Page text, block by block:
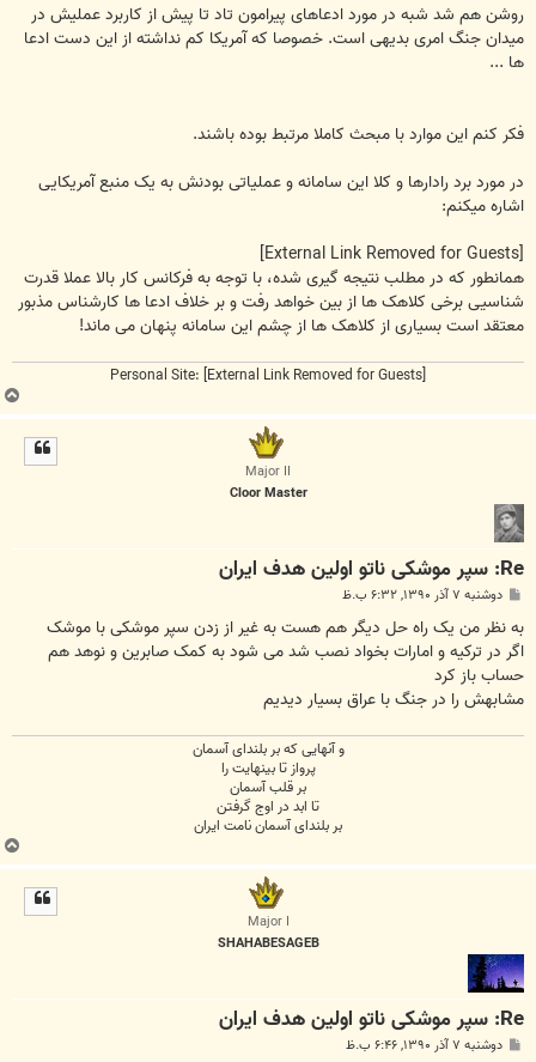
روشن هم شد شبه در مورد ادعاهای پیرامون تاد تا پیش از کاربرد عملیش در
میدان جنگ امری بدیهی است. خصوصا که آمریکا کم نداشته از این دست ادعا
ها ...
فکر کنم این موارد با مبحث کاملا مرتبط بوده باشند.
در مورد برد رادارها و کلا این سامانه و عملیاتی بودنش به یک منبع آمریکایی
اشاره میکنم:
همانطور که در مطلب نتیجه گیری شده، با توجه به فرکانس کار بالا عملا قدرت
شناسیی برخی کلاهک ها از بین خواهد رفت و بر خلاف ادعا ها کارشناس مذبور
معتقد است بسیاری از کلاهک ها از چشم این سامانه پنهان می ماند!
Personal Site:[External Link Removed for Guests]
ب
ا
Major II
Cloor Master
Re: سپر موشکی ناتو اولین هدف ایران
پ
ت
دوشنبه ۷ آذر ۱۳۹۰, ۶:۳۲ ب.ظ
به نظر من یک راه حل دیگر هم هست به غیر از زدن سپر موشکی با موشک
اگر در ترکیه و امارات بخواد نصب شد می شود به کمک صابرین و نوهد هم
حساب باز کرد
مشابهش را در جنگ با عراق بسیار دیدیم
و آنهایی که بر بلندای آسمان
پرواز تا بینهایت را
بر قلب آسمان
تا ابد در اوج گرفتن
بر بلندای آسمان نامت ایران
ب
ا
Major I
SHAHABESAGEB
Re: سپر موشکی ناتو اولین هدف ایران
پ دوشنبه ۷ آذر ۱۳۹۰, ۶:۴۶ ب.ظ